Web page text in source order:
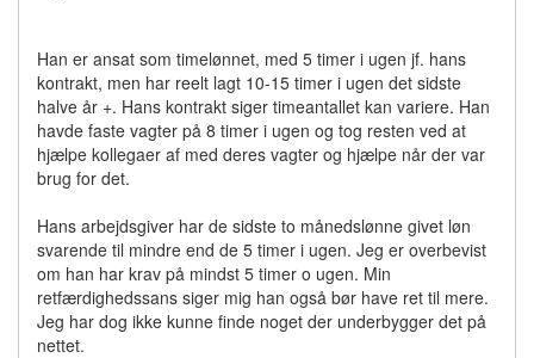
Han er ansat som timelønnet, med 5 timer i ugen jf. hans
kontrakt, men har reelt lagt 10-15 timer i ugen det sidste
halve år +. Hans kontrakt siger timeantallet kan variere. Han
havde faste vagter på 8 timer i ugen og tog resten ved at
hjælpe kollegaer af med deres vagter og hjælpe når der var
brug for det.
Hans arbejdsgiver har de sidste to månedslønne givet løn
svarende til mindre end de 5 timer i ugen. Jeg er overbevist
om han har krav på mindst 5 timer o ugen. Min
retfærdighedssans siger mig han også bør have ret til mere.
Jeg har dog ikke kunne finde noget der underbygger det på
nettet.